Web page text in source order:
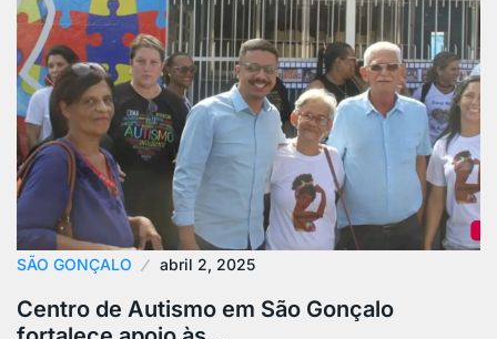
SÃO GONÇALO abril 2, 2025
Centro de Autismo em São Gonçalo